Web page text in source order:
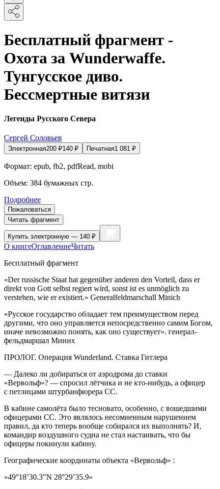
Бесплатный фрагмент -
Охота за Wunderwaffe.
Тунгусское диво.
Бессмертные витязи
Легенды Русского Севера
Сергей Соловьев
Электронная200 ₽140 ₽ Печатная1 081 ₽
Формат: epub, fb2, pdfRead, mobi
Объем: 384 бумажных стр.
Подробнее
Пожаловаться
Читать фрагмент
Купить электронную — 140 ₽
О книгеОглавлениеЧитать
Бесплатный фрагмент
«Der russische Staat hat gegenüber anderen den Vorteil, dass er
direkt von Gott selbst regiert wird, sonst ist es unmöglich zu
verstehen, wie er existiert.» Generalfeldmarschall Minich
«Русское государство обладает тем преимуществом перед
другими, что оно управляется непосредственно самим Богом,
иначе невозможно понять, как оно существует». генерал-
фельдмаршал Миних
ПРОЛОГ. Операция Wunderland. Ставка Гитлера
— Далеко ли добираться от аэродрома до ставки
«Вервольф»? — спросил лётчика и не кто-нибудь, а офицер
с петлицами штурбанфюрера СС.
В кабине самолёта было тесновато, особенно, с вошедшими
офицерами СС. Это являлось несомненным нарушением
правил, да кто теперь вообще собирался их выполнять? И,
командир воздушного судна не стал настаивать, что бы
офицеры покинули кабину.
Географические координаты объекта «Вервольф» :
«49°18’30.3"N 28°29’35.9»